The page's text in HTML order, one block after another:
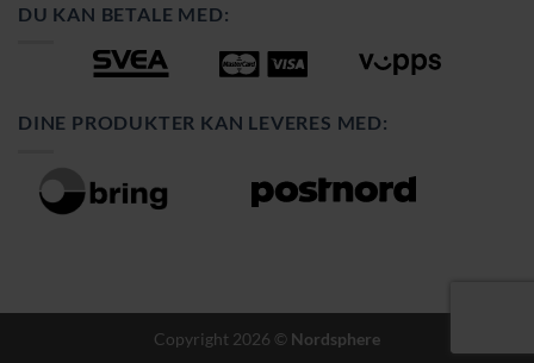
DU KAN BETALE MED:
DINE PRODUKTER KAN LEVERES MED:
Copyright 2026 © Nordsphere